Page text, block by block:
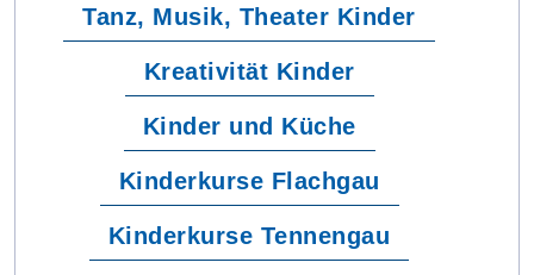
Tanz, Musik, Theater Kinder
Kreativität Kinder
Kinder und Küche
Kinderkurse Flachgau
Kinderkurse Tennengau